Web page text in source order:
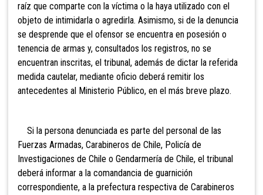
raíz que comparte con la víctima o la haya utilizado con el
objeto de intimidarla o agredirla. Asimismo, si de la denuncia
se desprende que el ofensor se encuentra en posesión o
tenencia de armas y, consultados los registros, no se
encuentran inscritas, el tribunal, además de dictar la referida
medida cautelar, mediante oficio deberá remitir los
antecedentes al Ministerio Público, en el más breve plazo.
Si la persona denunciada es parte del personal de las
Fuerzas Armadas, Carabineros de Chile, Policía de
Investigaciones de Chile o Gendarmería de Chile, el tribunal
deberá informar a la comandancia de guarnición
correspondiente, a la prefectura respectiva de Carabineros